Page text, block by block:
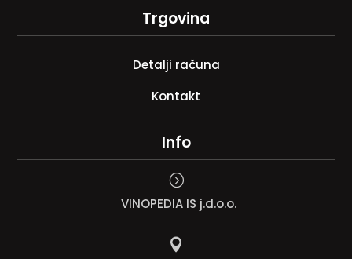
Trgovina
Detalji računa
Kontakt
Info
=
VINOPEDIA IS j.d.o.o.
